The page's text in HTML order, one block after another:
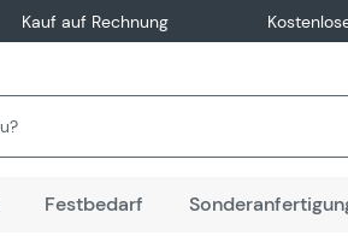
Kauf auf Rechnung
Festbedarf